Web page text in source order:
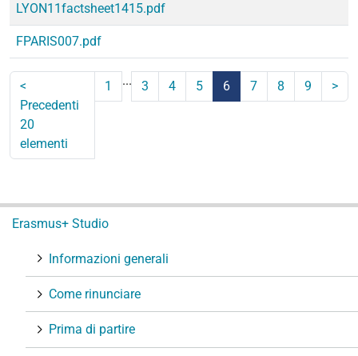
LYON11factsheet1415.pdf
FPARIS007.pdf
<
Precedenti
20
elementi
1 ... 3 4 5
6
7 8 9
20
>
Erasmus+ Studio
Informazioni generali
Come rinunciare
Prima di partire